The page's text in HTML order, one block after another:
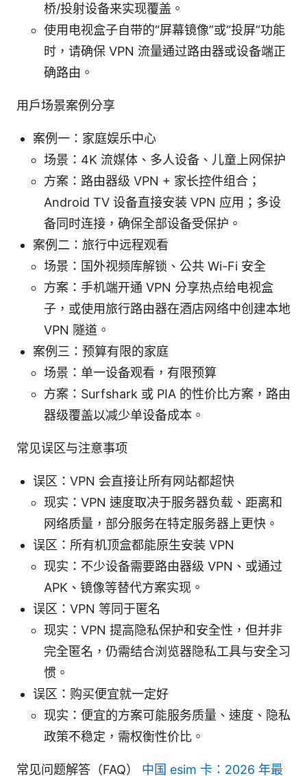
桥/投射设备来实现覆盖。
使用电视盒子自带的“屏幕镜像”或“投屏”功能
时，请确保 VPN 流量通过路由器或设备端正
确路由。
用户场景案例分享
案例一：家庭娱乐中心
场景：4K 流媒体、多人设备、儿童上网保护
方案：路由器级 VPN + 家长控件组合；
Android TV 设备直接安装 VPN 应用；多设
备同时连接，确保全部设备受保护。
案例二：旅行中远程观看
场景：国外视频库解锁、公共 Wi-Fi 安全
方案：手机端开通 VPN 分享热点给电视盒
子，或使用旅行路由器在酒店网络中创建本地
VPN 隧道。
案例三：预算有限的家庭
场景：单一设备观看，有限预算
方案：Surfshark 或 PIA 的性价比方案，路由
器级覆盖以减少单设备成本。
常见误区与注意事项
误区：VPN 会直接让所有网站都超快
现实：VPN 速度取决于服务器负载、距离和
网络质量，部分服务在特定服务器上更快。
误区：所有机顶盒都能原生安装 VPN
现实：不少设备需要路由器级 VPN、或通过
APK、镜像等替代方案实现。
误区：VPN 等同于匿名
现实：VPN 提高隐私保护和安全性，但并非
完全匿名，仍需结合浏览器隐私工具与安全习
惯。
误区：购买便宜就一定好
现实：便宜的方案可能服务质量、速度、隐私
政策不稳定，需权衡性价比。
常见问题解答（FAQ） 中国 esim 卡：2026 年最